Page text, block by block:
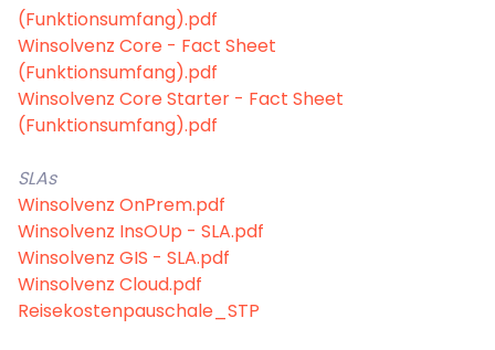
(Funktionsumfang).pdf
Winsolvenz Core - Fact Sheet
(Funktionsumfang).pdf
Winsolvenz Core Starter - Fact Sheet
(Funktionsumfang).pdf
SLAs
Winsolvenz OnPrem.pdf
Winsolvenz InsOUp - SLA.pdf
Winsolvenz GIS - SLA.pdf
Winsolvenz Cloud.pdf
Reisekostenpauschale_STP